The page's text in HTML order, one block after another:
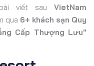
viết sau VietNam
qua 6+ khách sạn Quy
Cấp Thượng Lưu"